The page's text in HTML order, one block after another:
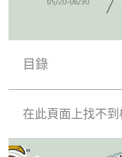
目錄
在此頁面上找不到